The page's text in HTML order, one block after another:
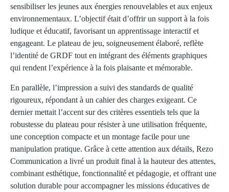
sensibiliser les jeunes aux énergies renouvelables et aux enjeux
environnementaux. L’objectif était d’offrir un support à la fois
ludique et éducatif, favorisant un apprentissage interactif et
engageant. Le plateau de jeu, soigneusement élaboré, reflète
l’identité de GRDF tout en intégrant des éléments graphiques
qui rendent l’expérience à la fois plaisante et mémorable.
En parallèle, l’impression a suivi des standards de qualité
rigoureux, répondant à un cahier des charges exigeant. Ce
dernier mettait l’accent sur des critères essentiels tels que la
robustesse du plateau pour résister à une utilisation fréquente,
une conception compacte et un montage facile pour une
manipulation pratique. Grâce à cette attention aux détails, Rezo
Communication a livré un produit final à la hauteur des attentes,
combinant esthétique, fonctionnalité et pédagogie, et offrant une
solution durable pour accompagner les missions éducatives de